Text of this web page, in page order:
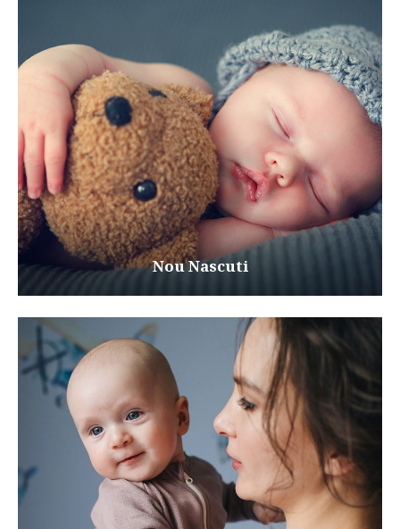
Nou Nascuti